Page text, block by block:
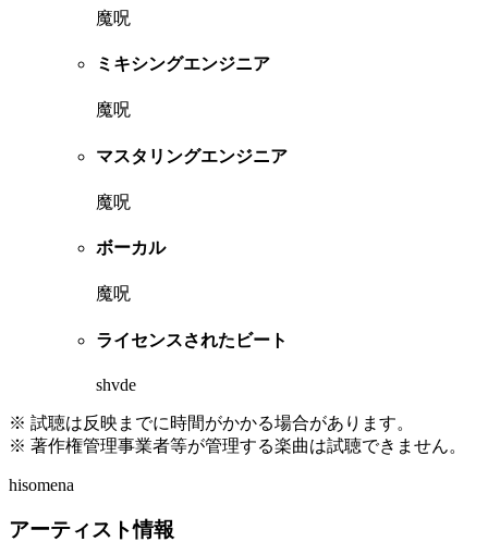
魔呪
ミキシングエンジニア
魔呪
マスタリングエンジニア
魔呪
ボーカル
魔呪
ライセンスされたビート
shvde
※ 試聴は反映までに時間がかかる場合があります。
※ 著作権管理事業者等が管理する楽曲は試聴できません。
hisomena
アーティスト情報